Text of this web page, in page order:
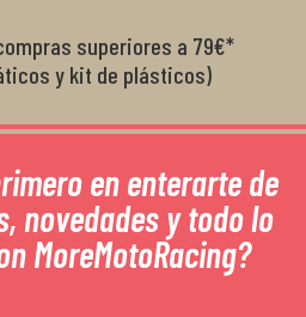
superiores a 79€*
y kit de plásticos)
en enterarte de
novedades y todo lo
MoreMotoRacing?